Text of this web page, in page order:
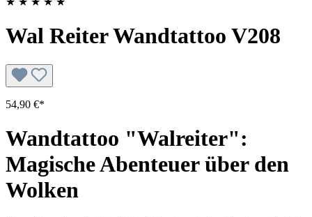
Wal Reiter Wandtattoo V208
54,90 €*
Wandtattoo "Walreiter":
Magische Abenteuer über den
Wolken